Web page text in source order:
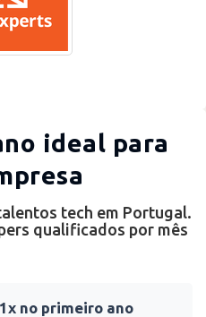
ideal para
tech em Portugal.
qualificados por mês
no primeiro ano